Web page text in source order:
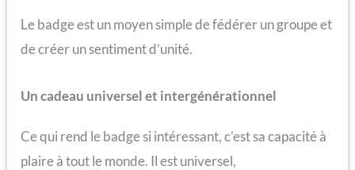
Le badge est un moyen simple de fédérer un groupe et
de créer un sentiment d’unité.
Un cadeau universel et intergénérationnel
Ce qui rend le badge si intéressant, c’est sa capacité à
plaire à tout le monde. Il est universel,